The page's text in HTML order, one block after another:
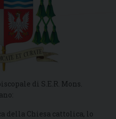
di S.E.R. Mons.
della Chiesa cattolica, lo